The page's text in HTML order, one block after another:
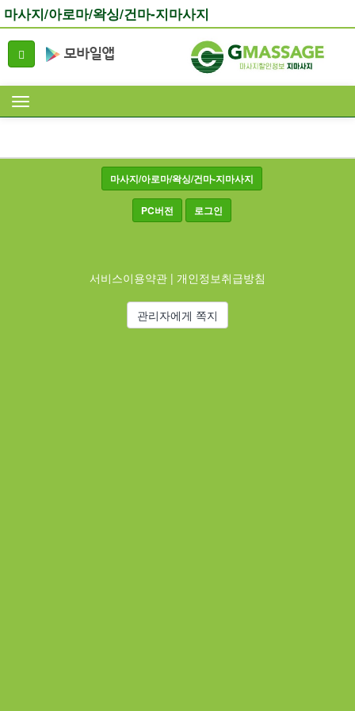
마사지/아로마/왁싱/건마-지마사지
마사지/아로마/왁싱/건마-지마사지
PC버전 로그인
서비스이용약관 | 개인정보취급방침
관리자에게 쪽지